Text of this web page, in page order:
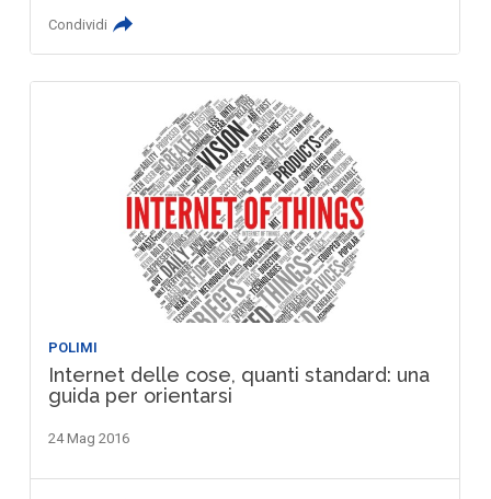
Condividi
POLIMI
Internet delle cose, quanti standard: una
guida per orientarsi
24 Mag 2016